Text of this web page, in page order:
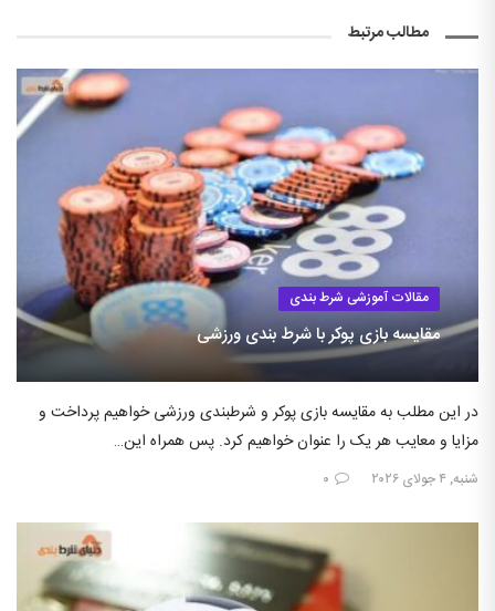
مطالب مرتبط
مقالات آموزشی شرط بندی
مقایسه بازی پوکر با شرط بندی ورزشی
در این مطلب به مقایسه بازی پوکر و شرطبندی ورزشی خواهیم پرداخت و
مزایا و معایب هر یک را عنوان خواهیم کرد. پس همراه این…
شنبه, ۴ جولای ۲۰۲۶ ۰